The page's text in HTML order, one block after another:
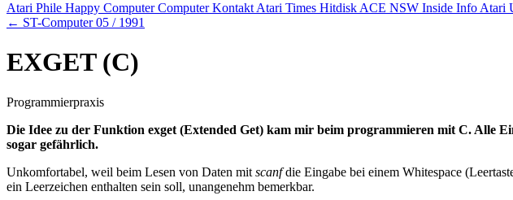
Atari Phile Happy ComputerComputer Kontakt Atari Times Hitdisk ACE NSW Inside Info Atari
← ST-Computer 05 / 1991
EXGET (C)
Programmierpraxis
Die Idee zu der Funktion exget (Extended Get) kam mir beim programmieren mit C. Alle
sogar gefährlich.
Unkomfortabel, weil beim Lesen von Daten mit scanfdie Eingabe bei einem Whitespace
ein Leerzeichen enthalten sein soll, unangenehm bemerkbar.